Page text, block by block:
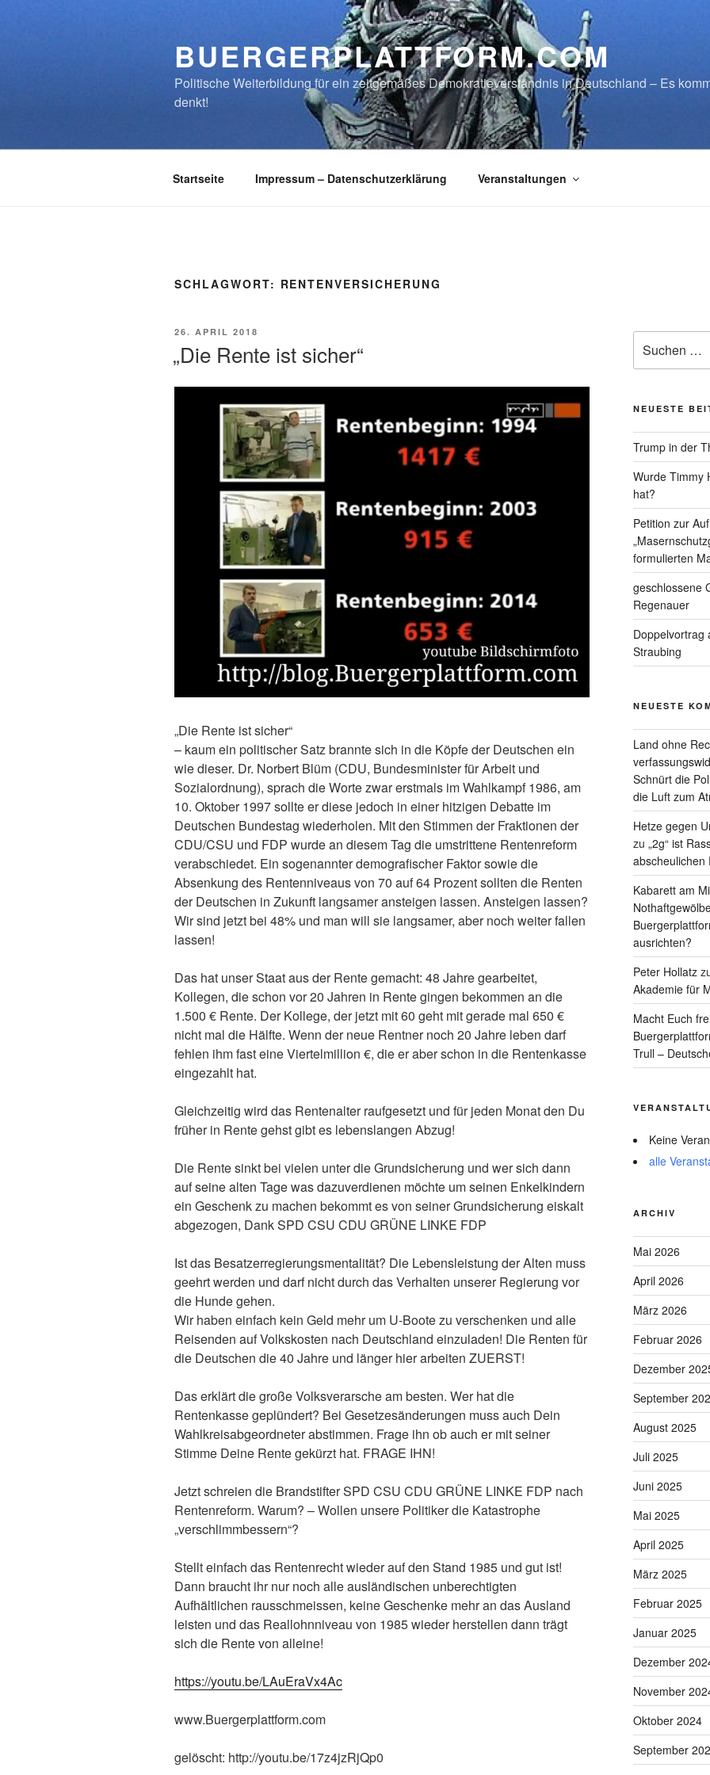
BUERGERPLATTFORM.COM
Politische Weiterbildung für ein zeitgemäßes Demokratieverständnis in Deutschland – Es
denkt!
Startseite Impressum – Datenschutzerklärung Veranstaltungen
SCHLAGWORT: RENTENVERSICHERUNG
VERÖFFENTLICHT
26. APRIL 2018
„Die Rente ist sicher“
„Die Rente ist sicher“
– kaum ein politischer Satz brannte sich in die Köpfe der Deutschen ein
wie dieser. Dr. Norbert Blüm (CDU, Bundesminister für Arbeit und
Sozialordnung), sprach die Worte zwar erstmals im Wahlkampf 1986, am
10. Oktober 1997 sollte er diese jedoch in einer hitzigen Debatte im
Deutschen Bundestag wiederholen. Mit den Stimmen der Fraktionen der
CDU/CSU und FDP wurde an diesem Tag die umstrittene Rentenreform
verabschiedet. Ein sogenannter demografischer Faktor sowie die
Absenkung des Rentenniveaus von 70 auf 64 Prozent sollten die Renten
der Deutschen in Zukunft langsamer ansteigen lassen. Ansteigen lassen?
Wir sind jetzt bei 48% und man will sie langsamer, aber noch weiter fallen
lassen!
Das hat unser Staat aus der Rente gemacht: 48 Jahre gearbeitet,
Kollegen, die schon vor 20 Jahren in Rente gingen bekommen an die
1.500 € Rente. Der Kollege, der jetzt mit 60 geht mit gerade mal 650 €
nicht mal die Hälfte. Wenn der neue Rentner noch 20 Jahre leben darf
fehlen ihm fast eine Viertelmillion €, die er aber schon in die Rentenkasse
eingezahlt hat.
Gleichzeitig wird das Rentenalter raufgesetzt und für jeden Monat den Du
früher in Rente gehst gibt es lebenslangen Abzug!
Die Rente sinkt bei vielen unter die Grundsicherung und wer sich dann
auf seine alten Tage was dazuverdienen möchte um seinen Enkelkindern
ein Geschenk zu machen bekommt es von seiner Grundsicherung eiskalt
abgezogen, Dank SPD CSU CDU GRÜNE LINKE FDP
Ist das Besatzerregierungsmentalität? Die Lebensleistung der Alten muss
geehrt werden und darf nicht durch das Verhalten unserer Regierung vor
die Hunde gehen.
Wir haben einfach kein Geld mehr um U-Boote zu verschenken und alle
Reisenden auf Volkskosten nach Deutschland einzuladen! Die Renten für
die Deutschen die 40 Jahre und länger hier arbeiten ZUERST!
Das erklärt die große Volksverarsche am besten. Wer hat die
Rentenkasse geplündert? Bei Gesetzesänderungen muss auch Dein
Wahlkreisabgeordneter abstimmen. Frage ihn ob auch er mit seiner
Stimme Deine Rente gekürzt hat. FRAGE IHN!
Jetzt schreien die Brandstifter SPD CSU CDU GRÜNE LINKE FDP nach
Rentenreform. Warum? – Wollen unsere Politiker die Katastrophe
„verschlimmbessern“?
Stellt einfach das Rentenrecht wieder auf den Stand 1985 und gut ist!
Dann braucht ihr nur noch alle ausländischen unberechtigten
Aufhältlichen rausschmeissen, keine Geschenke mehr an das Ausland
leisten und das Reallohnniveau von 1985 wieder herstellen dann trägt
sich die Rente von alleine!
https://youtu.be/LAuEraVx4Ac
www.Buergerplattform.com
gelöscht: http://youtu.be/17z4jzRjQp0
nach:
NEUESTE
Trump in der
Wurde Timmy
hat?
Petition zur
formulierten
geschlossene
Regenauer
Doppelvortrag
Straubing
NEUESTE
Land ohne
Schnürt die
die Luft zum
Hetze gegen
zu „2g“ ist
abscheulichen
Kabarett am
ausrichten?
Peter Hollatz
Akademie für
Macht Euch
Trull –
Keine
alle
ARCHIV
Mai 2026
April 2026
März 2026
Februar 2026
Dezember
September
August 2025
Juli 2025
Juni 2025
Mai 2025
April 2025
März 2025
Februar 2025
Januar 2025
Dezember
November
Oktober 2024
September